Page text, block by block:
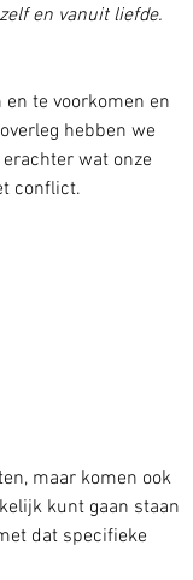
en vanuit liefde.
te voorkomen en
hebben we
wat onze
conflict.
maar komen ook
kunt gaan staan
dat specifieke